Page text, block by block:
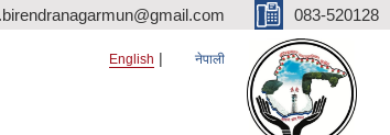
083-520128
English नेपाली